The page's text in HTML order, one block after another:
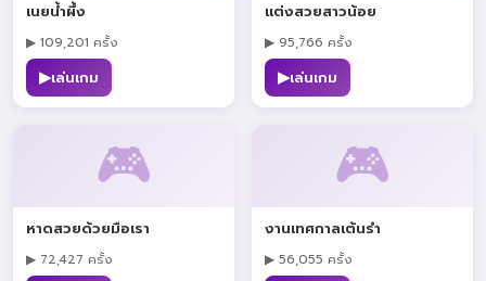
เนยน้ำผึ้ง
▶ 109,201 ครั้ง
▶เล่นเกม
แต่งสวยสาวน้อย
▶ 95,766 ครั้ง
▶เล่นเกม
🎮
หาดสวยด้วยมือเรา
▶ 72,427 ครั้ง
🎮
งานเทศกาลเต้นรำ
▶ 56,055 ครั้ง